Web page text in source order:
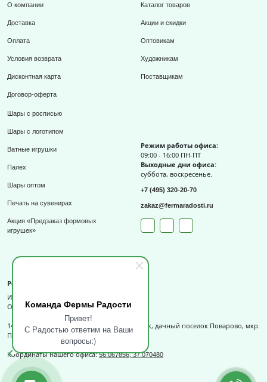
Команда Фермы Радости
Привет!
С Радостью ответим на Ваши
вопросы:)
О компании
Доставка
Оплата
Условия возврата
Дисконтная карта
Договор-оферта
Каталог товаров
Акции и скидки
Оптовикам
Художникам
Поставщикам
Шары с росписью
Шары с логотипом
Ватные игрушки
Палех
Шары оптом
Печать на сувенирах
Акция «Предзаказ формовых
игрушек»
Режим работы офиса:
09:00 - 16:00 ПН-ПТ
Выходные дни офиса:
суббота, воскресенье.
+7 (495) 320-20-70
zakaz@fermaradosti.ru
Реквизиты
ИП Слизов Е.П.
ОГРНИП: 324508100709727,
141540, Московская обл., г.о. Солнечногорск, дачный поселок Поварово, мкр.
Поваровка, д.12, к.1.
Координаты нашего офиса:56.067856, 37.070480